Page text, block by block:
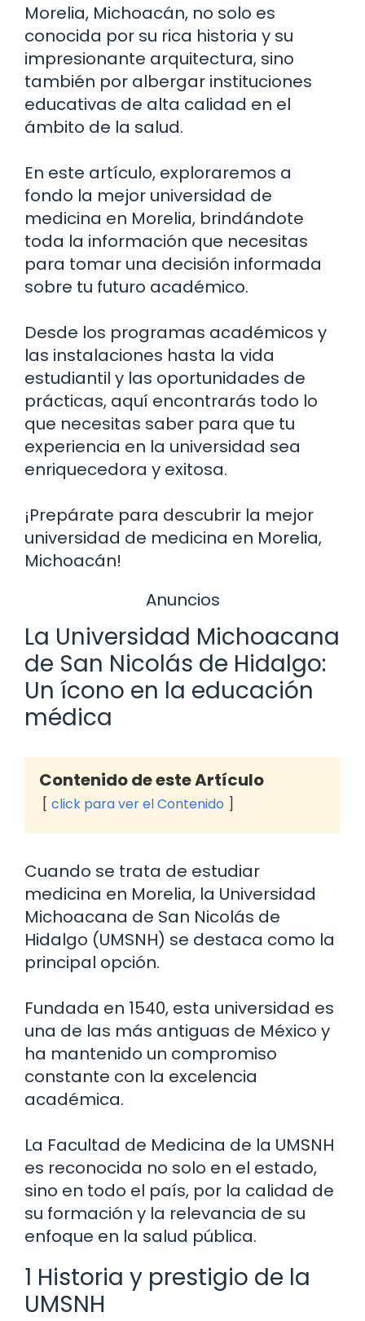
Morelia, Michoacán, no solo es
conocida por su rica historia y su
impresionante arquitectura, sino
también por albergar instituciones
educativas de alta calidad en el
ámbito de la salud.
En este artículo, exploraremos a
fondo la mejor universidad de
medicina en Morelia, brindándote
toda la información que necesitas
para tomar una decisión informada
sobre tu futuro académico.
Desde los programas académicos y
las instalaciones hasta la vida
estudiantil y las oportunidades de
prácticas, aquí encontrarás todo lo
que necesitas saber para que tu
experiencia en la universidad sea
enriquecedora y exitosa.
¡Prepárate para descubrir la mejor
universidad de medicina en Morelia,
Michoacán!
Anuncios
La Universidad Michoacana
de San Nicolás de Hidalgo:
Un ícono en la educación
médica
Contenido de este Artículo
click para ver el Contenido
Cuando se trata de estudiar
medicina en Morelia, la Universidad
Michoacana de San Nicolás de
Hidalgo (UMSNH) se destaca como la
principal opción.
Fundada en 1540, esta universidad es
una de las más antiguas de México y
ha mantenido un compromiso
constante con la excelencia
académica.
La Facultad de Medicina de la UMSNH
es reconocida no solo en el estado,
sino en todo el país, por la calidad de
su formación y la relevancia de su
enfoque en la salud pública.
1 Historia y prestigio de la
UMSNH